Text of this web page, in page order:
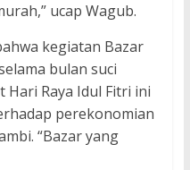
ucap Wagub.
kegiatan Bazar
bulan suci
Hari Raya Idul Fitri ini
perekonomian
“Bazar yang